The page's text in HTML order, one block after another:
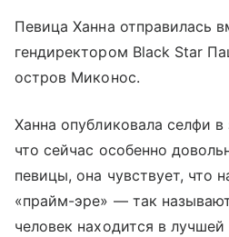
Певица Ханна отправилась
гендиректором Black Star
остров Миконос.
Ханна опубликовала селфи в
что сейчас особенно
певицы, она чувствует, что
«прайм-эре» — так
человек находится в